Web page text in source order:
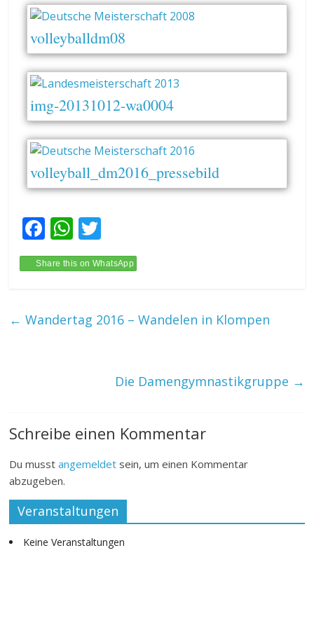
volleyballdm08
img-20131012-wa0004
volleyball_dm2016_pressebild
F
ac
e
o
W
h
at
A
w
itt
Share this on WhatsApp
← Wandertag 2016 – Wandelen in Klompen
Die Damengymnastikgruppe →
Schreibe einen Kommentar
Du musstangemeldet sein, um einen Kommentar
abzugeben.
Veranstaltungen
Keine Veranstaltungen